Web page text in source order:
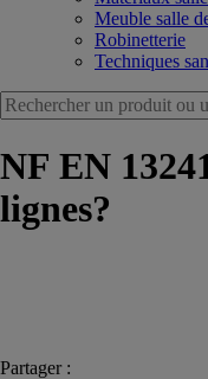
Meuble salle
Robinetterie
Techniques
NF EN
lignes?
Partager :